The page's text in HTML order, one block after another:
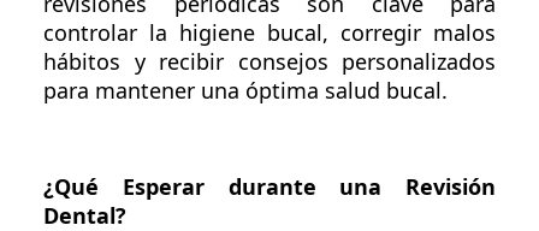
controlar la higiene bucal, corregir malos
hábitos y recibir consejos personalizados
para mantener una óptima salud bucal.
¿Qué Esperar durante una Revisión
Dental?